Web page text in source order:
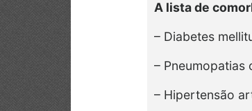
A lista de
– Diabetes
– Pneumopatias
– Hipertensão